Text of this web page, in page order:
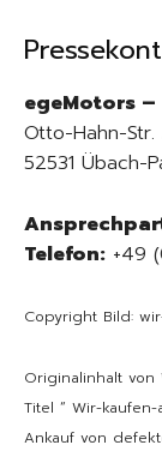
egeMotors –
Otto-Hahn-Str.
52531 Übach-
Telefon: +49
Copyright Bild:
Originalinhalt von
Titel “ Wir-
Ankauf von